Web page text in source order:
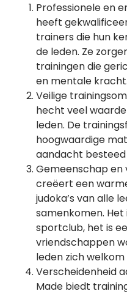
Professionele en
heeft
trainers die hun
de leden. Ze
trainingen die
en mentale kracht.
Veilige
hecht veel
leden. De
hoogwaardige
aandacht
Gemeenschap en
creëert een
judoka’s van alle
samenkomen.
sportclub, het is
vriendschappen
leden zich welkom
Verscheidenheid
Made biedt